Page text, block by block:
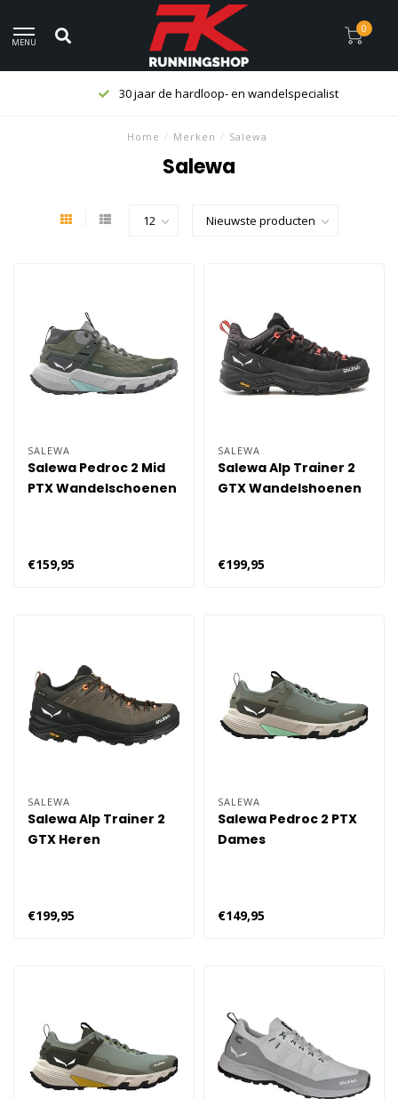
MENU
0
30 jaar de hardloop- en wandelspecialist
Home / Merken / Salewa
Salewa
SALEWA
Salewa Pedroc 2 Mid
PTX Wandelschoenen
€159,95
SALEWA
Salewa Alp Trainer 2
GTX Wandelshoenen
€199,95
SALEWA
Salewa Alp Trainer 2
GTX Heren
€199,95
SALEWA
Salewa Pedroc 2 PTX
Dames
€149,95